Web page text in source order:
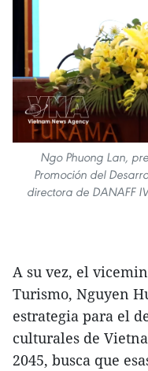
Ngo Phuong Lan,
Promoción del
directora de DANAFF
A su vez, el
Turismo, Nguyen
estrategia para el
culturales de
2045, busca que